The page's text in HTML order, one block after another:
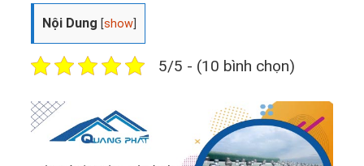
Nội Dung [show
5/5 - (10 bình chọn)